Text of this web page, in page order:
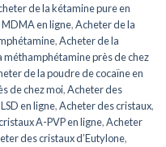
de la kétamine pure en
en ligne,Acheter de la
,Acheter de la
méthamphétamine près de chez
de la poudre de cocaïne en
de chez moi,Acheter des
en ligne,Acheter des cristaux,
A-PVP en ligne,Acheter
des cristaux d’Eutylone,